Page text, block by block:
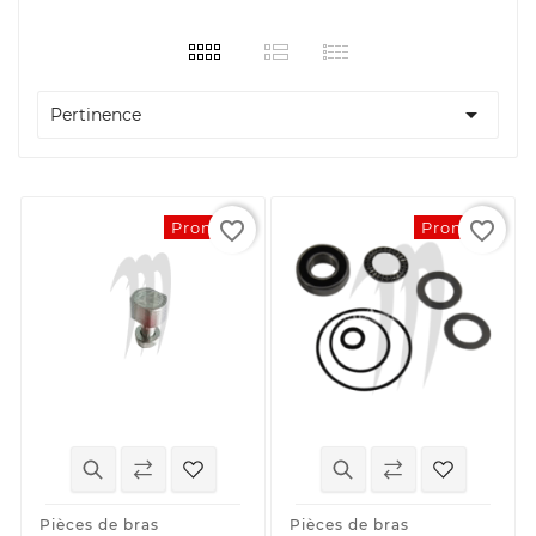
Pertinence 
Promo !
Pièces de bras
favorite_border Promo !
Pièces de bras
favorite_border